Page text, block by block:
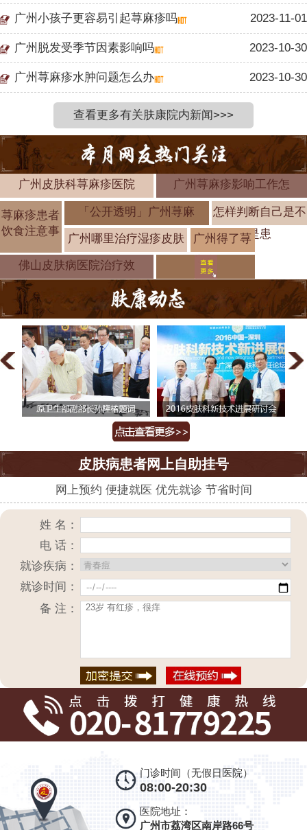
广州小孩子更容易引起荨麻疹吗 2023-11-01
广州脱发受季节因素影响吗 2023-10-30
广州荨麻疹水肿问题怎么办 2023-10-30
查看更多有关肤康院内新闻>>>
广州皮肤科荨麻疹医院 广州荨麻疹影响工作怎
荨麻疹患者
饮食注意事
「公开透明」广州荨麻
怎样判断自己是不
是患
广州哪里治疗湿疹皮肤
广州得了荨
麻疹怎么做
佛山皮肤病医院治疗效
皮肤病患者网上自助挂号
网上预约 便捷就医 优先就诊 节省时间
姓 名：
电 话：
就诊疾病：
就诊时间：
备 注：
门诊时间（无假日医院）
08:00-20:30
医院地址：
广州市荔湾区南岸路66号